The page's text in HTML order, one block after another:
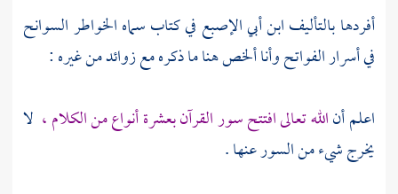
أفردها بالتأليفابن أبي الإصبع في كتاب سماه الخواطر السوانح
في أسرار الفواتح وأنا ألخص هنا ما ذكره مع زوائد من غيره :
اعلم أنالله تعالى افتتح سور القرآن بعشرة أنواع من الكلام ، لا
يخرج شيء من السور عنها .